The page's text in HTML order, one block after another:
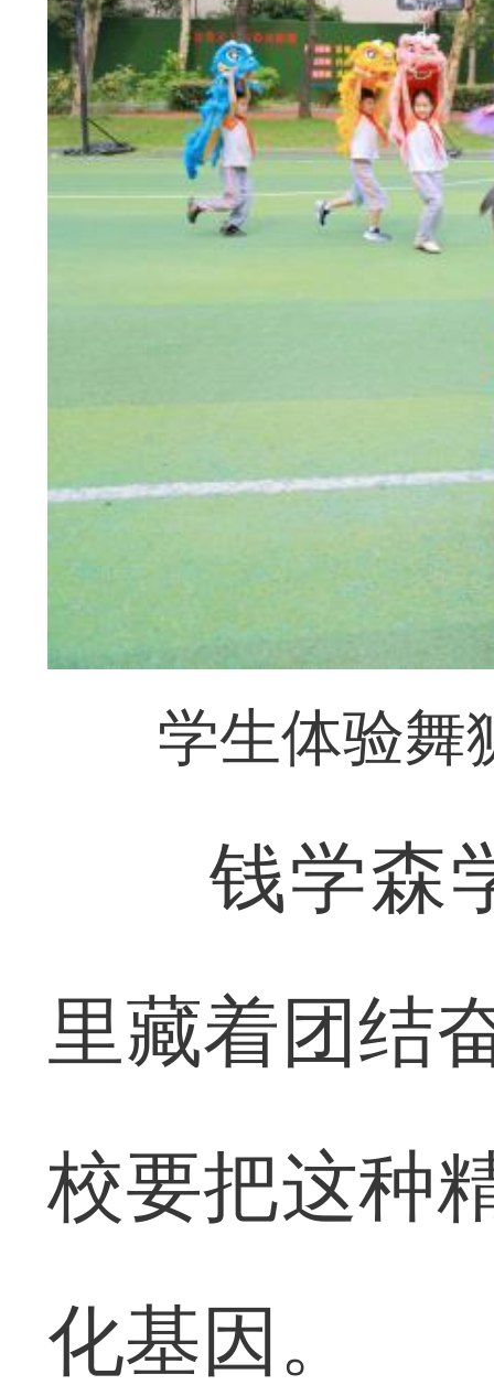
学生体验舞
钱学森学
里藏着团结
校要把这种
化基因。